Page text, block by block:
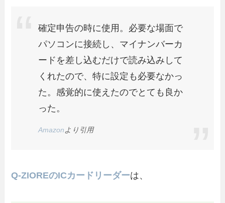
確定申告の時に使用。必要な場面で
パソコンに接続し、マイナンバーカ
ードを差し込むだけで読み込みして
くれたので、特に設定も必要なかっ
た。感覚的に使えたのでとても良か
った。
Amazonより引用
Q-ZIOREのICカードリーダーは、